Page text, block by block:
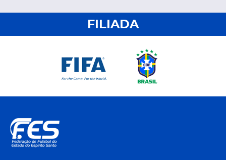
FILIADA